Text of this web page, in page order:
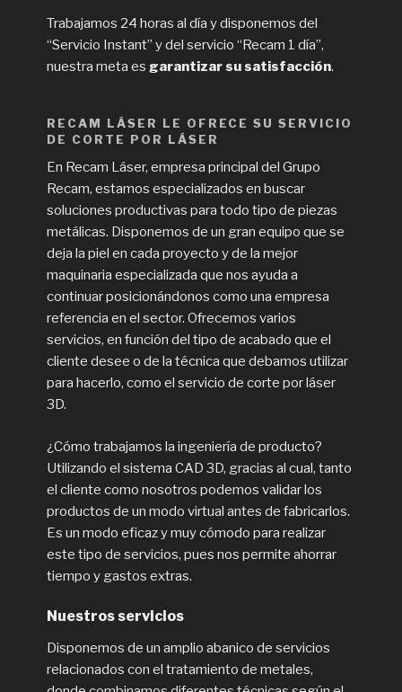
Trabajamos 24 horas al día y disponemos del
“Servicio Instant” y del servicio “Recam 1 día”,
nuestra meta esgarantizar su satisfacción.
RECAM LÁSER LE OFRECE SU SERVICIO
DE CORTE POR LÁSER
En Recam Láser, empresa principal del Grupo
Recam, estamos especializados en buscar
soluciones productivas para todo tipo de piezas
metálicas. Disponemos de un gran equipo que se
deja la piel en cada proyecto y de la mejor
maquinaria especializada que nos ayuda a
continuar posicionándonos como una empresa
referencia en el sector. Ofrecemos varios
servicios, en función del tipo de acabado que el
cliente desee o de la técnica que debamos utilizar
para hacerlo, como el servicio de corte por láser
3D.
¿Cómo trabajamos la ingeniería de producto?
Utilizando el sistema CAD 3D, gracias al cual, tanto
el cliente como nosotros podemos validar los
productos de un modo virtual antes de fabricarlos.
Es un modo eficaz y muy cómodo para realizar
este tipo de servicios, pues nos permite ahorrar
tiempo y gastos extras.
Nuestros servicios
Disponemos de un amplio abanico de servicios
relacionados con el tratamiento de metales,